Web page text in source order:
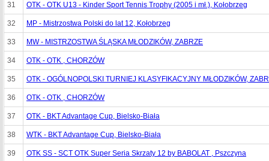
31 OTK - OTK U13 - Kinder Sport Tennis Trophy (2005 i mł.), Kołobrzeg
32 MP - Mistrzostwa Polski do lat 12, Kołobrzeg
33 MW - MISTRZOSTWA ŚLĄSKA MŁODZIKÓW, ZABRZE
34 OTK - OTK , CHORZÓW
35 OTK - OGÓLNOPOLSKI TURNIEJ KLASYFIKACYJNY MŁODZIKÓW,
36 OTK - OTK , CHORZÓW
37 OTK - BKT Advantage Cup, Bielsko-Biała
38 WTK - BKT Advantage Cup, Bielsko-Biała
39 OTK SS - SCT OTK Super Seria Skrzaty 12 by BABOLAT , Pszczyna